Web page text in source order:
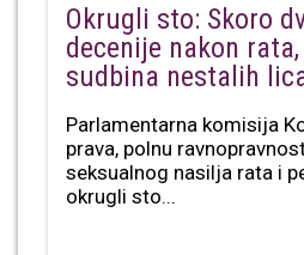
Okrugli sto: Skoro
decenije nakon
sudbina nestalih
Parlamentarna komisija
prava, polnu
seksualnog nasilja rata i
okrugli sto...